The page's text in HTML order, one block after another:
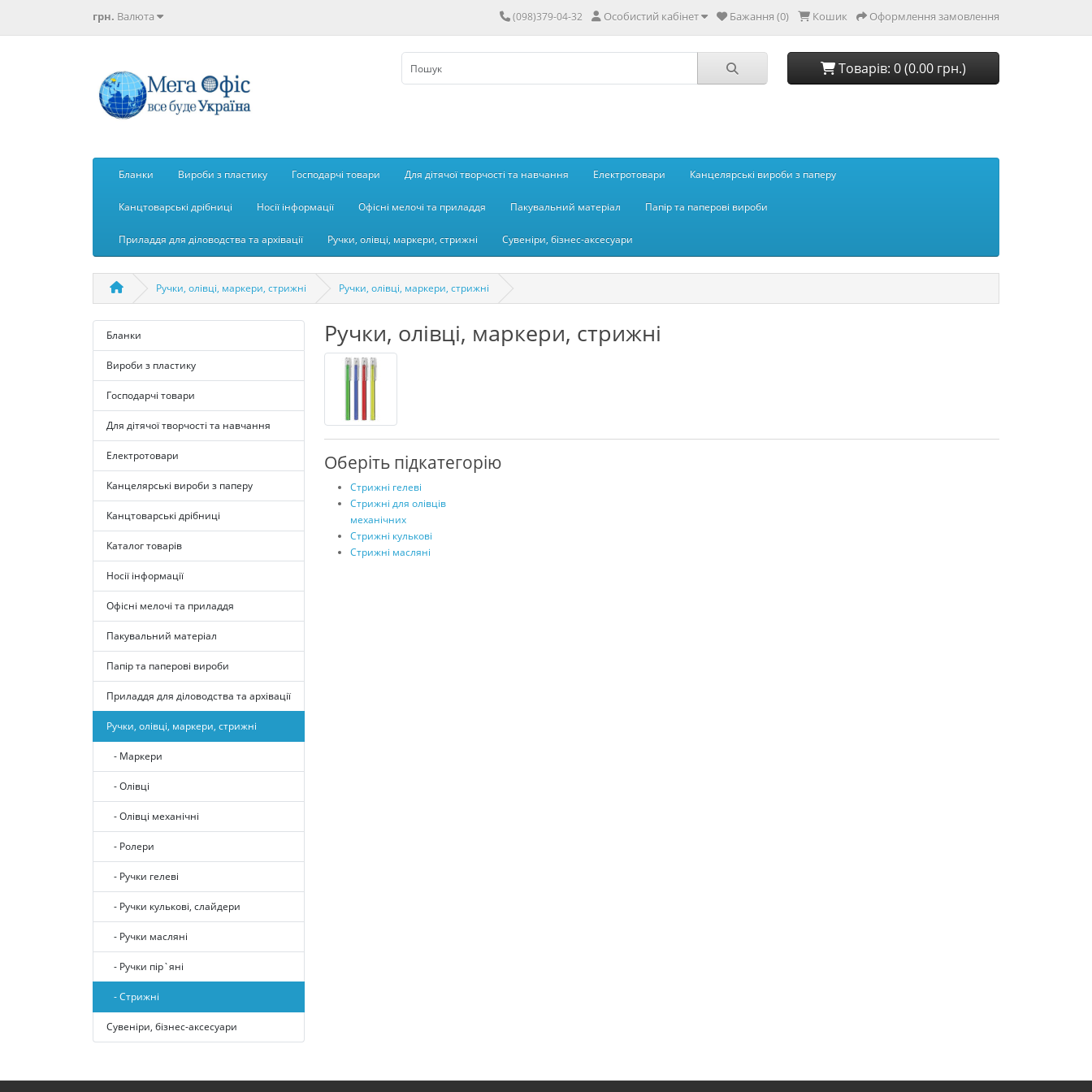
грн. Валюта (098)379-04-32 Особистий кабінет Бажання (0) Кошик Оформлення замовлення
Товарів: 0 (0.00 грн.)
Бланки Вироби з пластику Господарчі товари Для дітячої творчості та навчання Електротовари Канцелярські вироби з паперу
Канцтоварські дрібниці Носії інформації Офісні мелочі та приладдя Пакувальний матеріал Папір та паперові вироби
Приладдя для діловодства та архівації Ручки, олівці, маркери, стрижні Сувеніри, бізнес-аксесуари
Ручки, олівці, маркери, стрижні Ручки, олівці, маркери, стрижні
Бланки
Вироби з пластику
Господарчі товари
Для дітячої творчості та навчання
Електротовари
Канцелярські вироби з паперу
Канцтоварські дрібниці
Каталог товарів
Носії інформації
Офісні мелочі та приладдя
Пакувальний матеріал
Папір та паперові вироби
Приладдя для діловодства та архівації
Ручки, олівці, маркери, стрижні
- Маркери
- Олівці
- Олівці механічні
- Ролери
- Ручки гелеві
- Ручки кулькові, слайдери
- Ручки масляні
- Ручки пір`яні
- Стрижні
Сувеніри, бізнес-аксесуари
Ручки, олівці, маркери, стрижні
Оберіть підкатегорію
Стрижні гелеві
Стрижні для олівців
механічних
Стрижні кулькові
Стрижні масляні